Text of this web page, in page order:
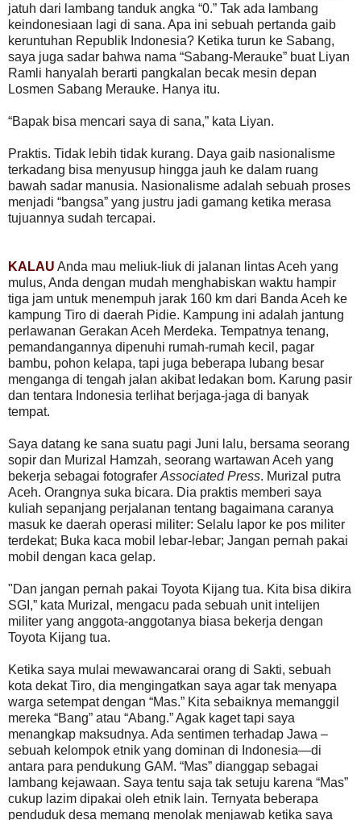
jatuh dari lambang tanduk angka “0.” Tak ada lambang
keindonesiaan lagi di sana. Apa ini sebuah pertanda gaib
keruntuhan Republik Indonesia? Ketika turun ke Sabang,
saya juga sadar bahwa nama “Sabang-Merauke” buat Liyan
Ramli hanyalah berarti pangkalan becak mesin depan
Losmen Sabang Merauke. Hanya itu.
“Bapak bisa mencari saya di sana,” kata Liyan.
Praktis. Tidak lebih tidak kurang. Daya gaib nasionalisme
terkadang bisa menyusup hingga jauh ke dalam ruang
bawah sadar manusia. Nasionalisme adalah sebuah proses
menjadi “bangsa” yang justru jadi gamang ketika merasa
tujuannya sudah tercapai.
KALAU Anda mau meliuk-liuk di jalanan lintas Aceh yang
mulus, Anda dengan mudah menghabiskan waktu hampir
tiga jam untuk menempuh jarak 160 km dari Banda Aceh ke
kampung Tiro di daerah Pidie. Kampung ini adalah jantung
perlawanan Gerakan Aceh Merdeka. Tempatnya tenang,
pemandangannya dipenuhi rumah-rumah kecil, pagar
bambu, pohon kelapa, tapi juga beberapa lubang besar
menganga di tengah jalan akibat ledakan bom. Karung pasir
dan tentara Indonesia terlihat berjaga-jaga di banyak
tempat.
Saya datang ke sana suatu pagi Juni lalu, bersama seorang
sopir dan Murizal Hamzah, seorang wartawan Aceh yang
bekerja sebagai fotografer Associated Press. Murizal putra
Aceh. Orangnya suka bicara. Dia praktis memberi saya
kuliah sepanjang perjalanan tentang bagaimana caranya
masuk ke daerah operasi militer: Selalu lapor ke pos militer
terdekat; Buka kaca mobil lebar-lebar; Jangan pernah pakai
mobil dengan kaca gelap.
"Dan jangan pernah pakai Toyota Kijang tua. Kita bisa dikira
SGI,” kata Murizal, mengacu pada sebuah unit intelijen
militer yang anggota-anggotanya biasa bekerja dengan
Toyota Kijang tua.
Ketika saya mulai mewawancarai orang di Sakti, sebuah
kota dekat Tiro, dia mengingatkan saya agar tak menyapa
warga setempat dengan “Mas.” Kita sebaiknya memanggil
mereka “Bang” atau “Abang.” Agak kaget tapi saya
menangkap maksudnya. Ada sentimen terhadap Jawa –
sebuah kelompok etnik yang dominan di Indonesia—di
antara para pendukung GAM. “Mas” dianggap sebagai
lambang kejawaan. Saya tentu saja tak setuju karena “Mas”
cukup lazim dipakai oleh etnik lain. Ternyata beberapa
penduduk desa memang menolak menjawab ketika saya